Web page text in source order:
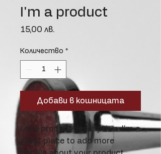
I'm a product
15,00 лв.
Количество *
Добави в кошницата
I'm a product description. I'm a
great place to add more